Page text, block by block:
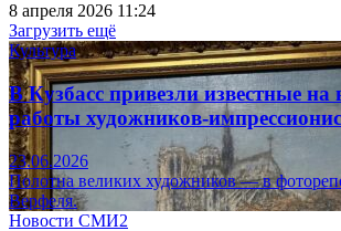
8 апреля 2026 11:24
Загрузить ещё
Культура
В Кузбасс привезли известные на
работы художников-
23.06.2026
Полотна великих художников — в
Верфеля.
Новости СМИ2